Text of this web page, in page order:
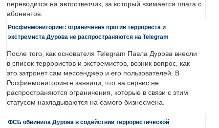
переводится на автоответчик, за который взимается плата с
абонентов.
Росфинмониторинг: ограничения против террориста и
экстремиста Дурова не распространяются на Telegram
После того, как основателя Telegram Павла Дурова внесли
в список террористов и экстремистов, возник вопрос, как
это затронет сам мессенджер и его пользователей. В
Росфинмониторинге заявили, что на сервис не
распространяются ограничения, которые в связи с этим
статусом накладываются на самого бизнесмена.
ФСБ обвинила Дурова в содействии террористической